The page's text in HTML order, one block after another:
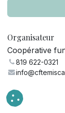
Organisateur
Coopérative
819 622-0321